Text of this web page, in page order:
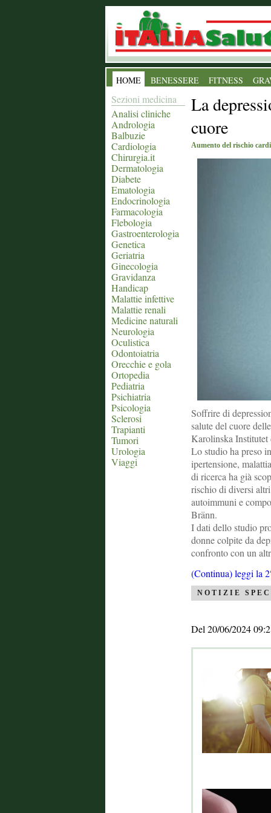
HOME BENESSERE FITNESS
Sezioni medicina
Analisi cliniche
Andrologia
Balbuzie
Cardiologia
Chirurgia.it
Dermatologia
Diabete
Ematologia
Endocrinologia
Farmacologia
Flebologia
Gastroenterologia
Genetica
Geriatria
Ginecologia
Gravidanza
Handicap
Malattie infettive
Malattie renali
Medicine naturali
Neurologia
Oculistica
Odontoiatria
Orecchie e gola
Ortopedia
Pediatria
Psichiatria
Psicologia
Sclerosi
Trapianti
Tumori
Urologia
Viaggi
La
cuore
Aumento del rischio
Soffrire di
salute del cuore
Karolinska Institutet
Lo studio ha preso
ipertensione,
di ricerca ha già
rischio di diversi
autoimmuni e
Bränn.
I dati dello studio
donne colpite da
confronto con un
(Continua) leggi la
NOTIZIE
Del 20/06/2024